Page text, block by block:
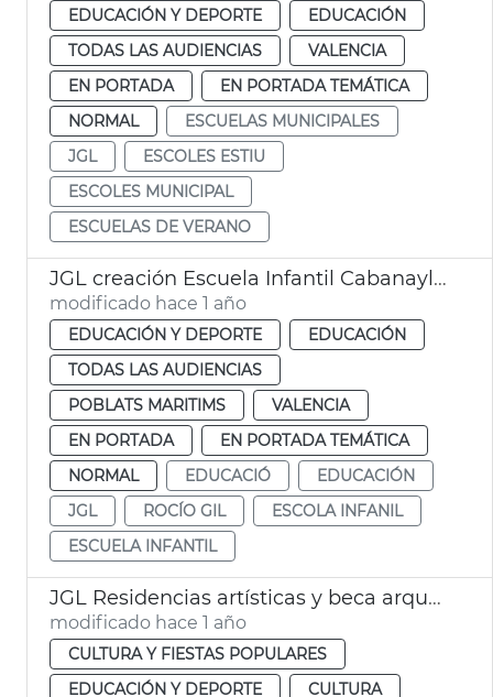
EDUCACIÓN Y DEPORTE
EDUCACIÓN
TODAS LAS AUDIENCIAS
VALENCIA
EN PORTADA
EN PORTADA TEMÁTICA
NORMAL
ESCUELAS MUNICIPALES
JGL
ESCOLES ESTIU
ESCOLES MUNICIPAL
ESCUELAS DE VERANO
JGL creación Escuela Infantil Cabanayl-Canyamelar
modificado hace 1 año
EDUCACIÓN Y DEPORTE
EDUCACIÓN
TODAS LAS AUDIENCIAS
POBLATS MARITIMS
VALENCIA
EN PORTADA
EN PORTADA TEMÁTICA
NORMAL
EDUCACIÓ
EDUCACIÓN
JGL
ROCÍO GIL
ESCOLA INFANIL
ESCUELA INFANTIL
JGL Residencias artísticas y beca arqueología València
modificado hace 1 año
CULTURA Y FIESTAS POPULARES
EDUCACIÓN Y DEPORTE
CULTURA